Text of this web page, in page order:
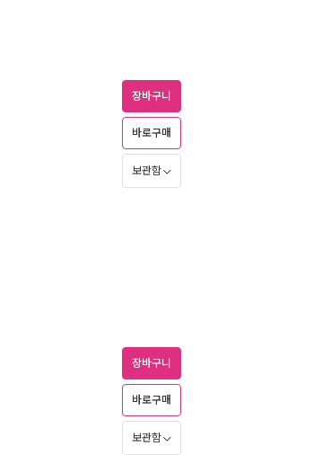
장바구니
바로구매
보관함
장바구니
바로구매
보관함